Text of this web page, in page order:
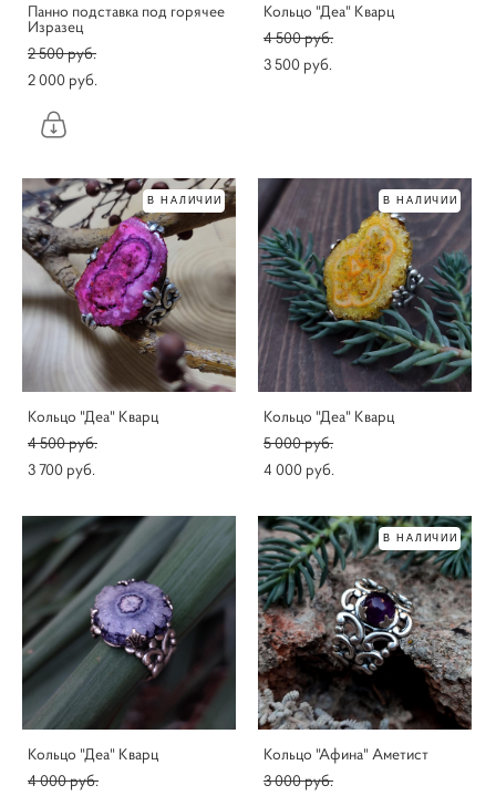
Панно подставка под горячее
Изразец
2 500 pуб.
2 000 pуб.
Кольцо "Деа" Кварц
4 500 pуб.
3 500 pуб.
В НАЛИЧИИ
Кольцо "Деа" Кварц
4 500 pуб.
3 700 pуб.
В НАЛИЧИИ
Кольцо "Деа" Кварц
5 000 pуб.
4 000 pуб.
Кольцо "Деа" Кварц
4 000 pуб.
В НАЛИЧИИ
Кольцо "Афина" Аметист
3 000 pуб.